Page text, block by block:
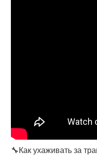
🔧Как ухаживать за